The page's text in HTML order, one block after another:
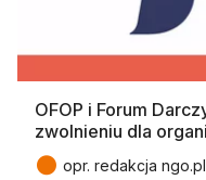
OFOP i Forum
zwolnieniu dla
● opr. redakcja ngo.pl